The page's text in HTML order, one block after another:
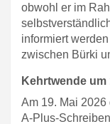
obwohl er im
informiert
zwischen Bürki
Kehrtwende um
Am 19. Mai
A-Plus-